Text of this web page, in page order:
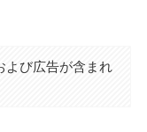
よび広告が含まれ